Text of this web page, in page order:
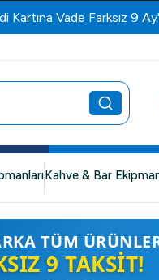
Vade Farksız 9
Kahve & Bar
TÜM
9 TAKSIT!